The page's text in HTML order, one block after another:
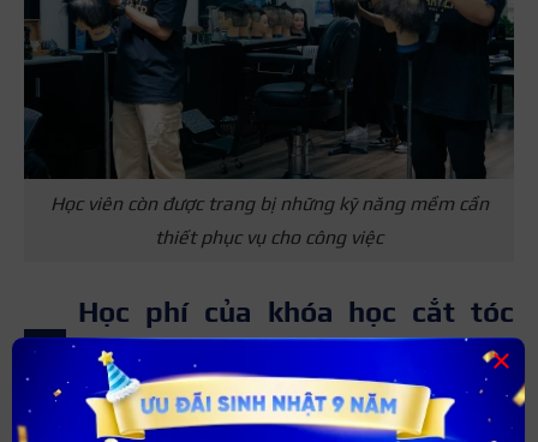
Học viên còn được trang bị những kỹ năng mềm cần
thiết phục vụ cho công việc
Học phí của khóa học cắt tóc
nam bao nhiêu?
Chi phí học cắt tóc namkhoảng từ 10.000.000 –
20.000.000 VNĐ cho 2 – 3 tháng đào tạo. Mức chi phí học
×